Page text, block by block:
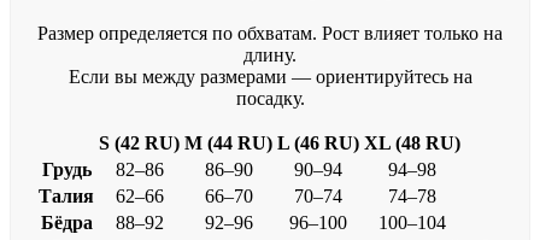
Размер определяется по обхватам. Рост влияет только на
длину.
Если вы между размерами — ориентируйтесь на
посадку.
S (42 RU) M (44 RU) L (46 RU) XL (48 RU)
Грудь
82–86 86–90 90–94
94–98
Талия
62–66 66–70 70–74
74–78
Бёдра
88–92 92–96 96–100
100–104